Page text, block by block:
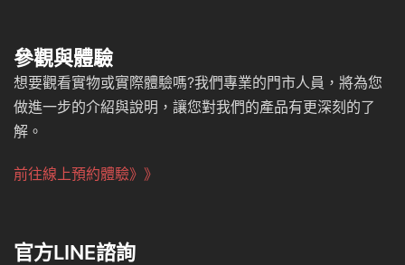
參觀與體驗
想要觀看實物或實際體驗嗎?我們專業的門市人員，將為您
做進一步的介紹與說明，讓您對我們的產品有更深刻的了
解。
前往線上預約體驗》》
官方LINE諮詢